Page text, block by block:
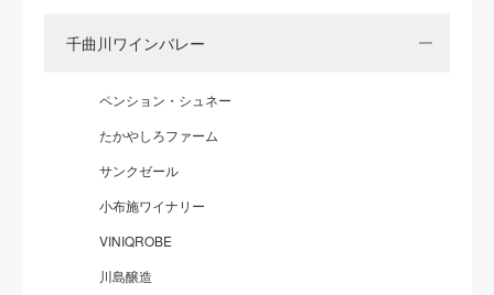
千曲川ワインバレー
ペンション・シュネー
たかやしろファーム
サンクゼール
小布施ワイナリー
VINIQROBE
川島醸造